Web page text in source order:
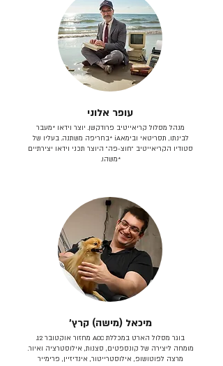
עופר אלוני
מנהל מסלול קריאייטיב פרודקשן. יוצר וידאו *מעבר
לבינתו, תסריטאי וב​ימאiA‎ *בחריפה משתנה. בעליו של
סטודיו הקריאייטיב ״חוצ-פה״ היוצר תכני וידאו יצירתיים
*משהו.
מיכאל (מישה) קרץ׳
בוגר מסלול הארט במכללת ACC מחזור אוקטובר 12.
מומחה ליצירה של קונספטים, סצנות, אילוסטרציה ואיור.
מרצה לפוטושופ, אילוסטרייטור, אינדיזיין, פרימייר